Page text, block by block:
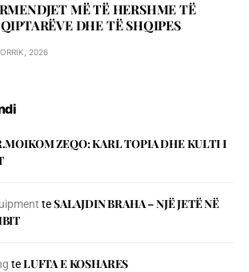
MË TË HERSHME TË
DHE TË SHQIPES
2026
ZEQO: KARL TOPIA DHE KULTI I
teSALAJDIN BRAHA – NJЁ JETЁ NЁ
teLUFTA E KOSHARES